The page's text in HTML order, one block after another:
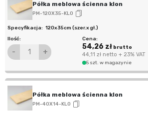
Półka meblowa ścienna klon
PM-120X35-KLO
120x35cm (szer.x gł.)
- +
54,26 złbrutto
44,11 złnetto + 23% VAT
5 szt. w magazynie
Półka meblowa ścienna klon
PM-40X14-KLO